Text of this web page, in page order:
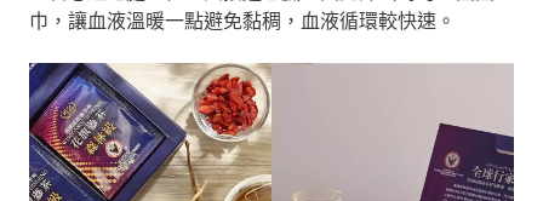
巾，讓血液溫暖一點避免黏稠，血液循環較快速。